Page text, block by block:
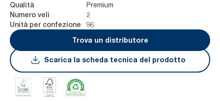
Qualità Premium
Numero veli 2
Unità per confezione
96
Trova un distributore
Scarica la scheda tecnica del prodotto